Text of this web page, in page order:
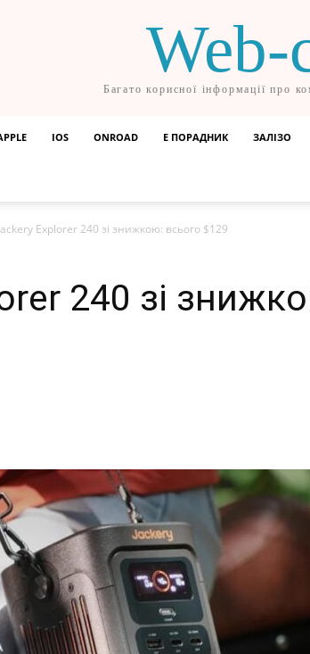
Багато корисної інформації про
IOS ONROAD Е ПОРАДНИК ЗАЛІЗО
Explorer 240 зі знижкою: всього $129
240 зі